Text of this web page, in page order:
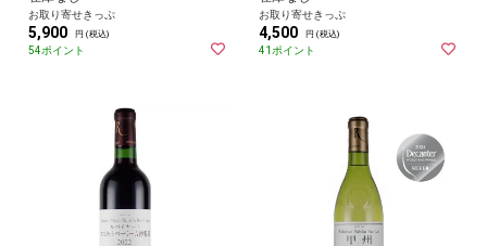
お取り寄せきっぷ
5,900 円 (税込)
54ポイント
お取り寄せきっぷ
4,500 円 (税込)
41ポイント